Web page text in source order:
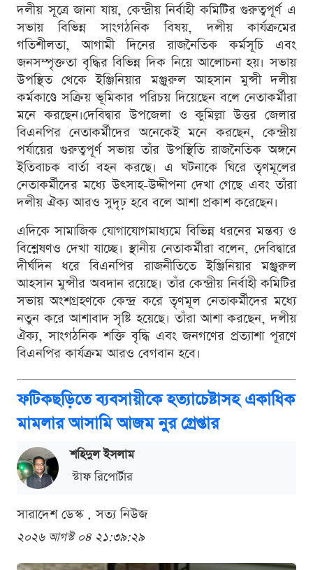
দলীয় সূত্রে জানা যায়, কেন্দ্রীয় নির্বাহী কমিটির গুরুত্বপূর্ণ এ
সভায় বিভিন্ন সাংগঠনিক বিষয়, দলীয় কার্যক্রমের
গতিশীলতা, আগামী দিনের রাজনৈতিক কর্মসূচি এবং
জনসম্পৃক্ততা বৃদ্ধির বিভিন্ন দিক নিয়ে আলোচনা হয়। সভায়
উপস্থিত থেকে ইঞ্জিনিয়ার মঞ্জুরুল আহসান মুন্সী দলীয়
কর্মকাণ্ডে সক্রিয় ভূমিকার পরিচয় দিয়েছেন বলে নেতাকর্মীরা
মনে করছেন।দেবিদ্বার উপজেলা ও কুমিল্লা উত্তর জেলার
বিএনপির নেতাকর্মীদের অনেকেই মনে করছেন, কেন্দ্রীয়
পর্যায়ের গুরুত্বপূর্ণ সভায় তাঁর উপস্থিতি রাজনৈতিক অঙ্গনে
ইতিবাচক বার্তা বহন করছে। এ ঘটনাকে ঘিরে তৃণমূলের
নেতাকর্মীদের মধ্যে উৎসাহ-উদ্দীপনা দেখা গেছে এবং তাঁরা
দলীয় ঐক্য আরও সুদৃঢ় হবে বলে আশা প্রকাশ করেছেন।
এদিকে সামাজিক যোগাযোগমাধ্যমে বিভিন্ন ধরনের মন্তব্য ও
বিশ্লেষণও দেখা যাচ্ছে। স্থানীয় নেতাকর্মীরা বলেন, দেবিদ্বারে
দীর্ঘদিন ধরে বিএনপির রাজনীতিতে ইঞ্জিনিয়ার মঞ্জুরুল
আহসান মুন্সীর অবদান রয়েছে। তাঁর কেন্দ্রীয় নির্বাহী কমিটির
সভায় অংশগ্রহণকে কেন্দ্র করে তৃণমূল নেতাকর্মীদের মধ্যে
নতুন করে আশাবাদ সৃষ্টি হয়েছে। তাঁরা আশা করছেন, দলীয়
ঐক্য, সাংগঠনিক শক্তি বৃদ্ধি এবং জনগণের প্রত্যাশা পূরণে
বিএনপির কার্যক্রম আরও বেগবান হবে।
ফটিকছড়িতে ব্যবসায়ীকে হত্যাচেষ্টাসহ একাধিক
মামলার আসামি আজম নুর গ্রেপ্তার
শ‌হিদুল ইসলাম
স্টাফ রিপোর্টার
সারাদেশ ডেস্ক . সত্য নিউজ
২০২৬ আগস্ট ০৪ ২১:৩৯:২৯